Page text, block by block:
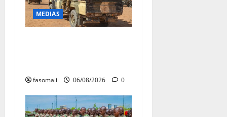
MEDIAS
fasomali 06/08/2026 0